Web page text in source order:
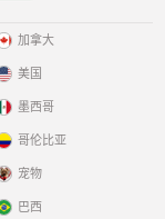
加拿大
美国
墨西哥
哥伦比亚
宠物
巴西